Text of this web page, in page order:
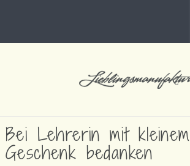
Bei Lehrerin mit kleinem
Geschenk bedanken